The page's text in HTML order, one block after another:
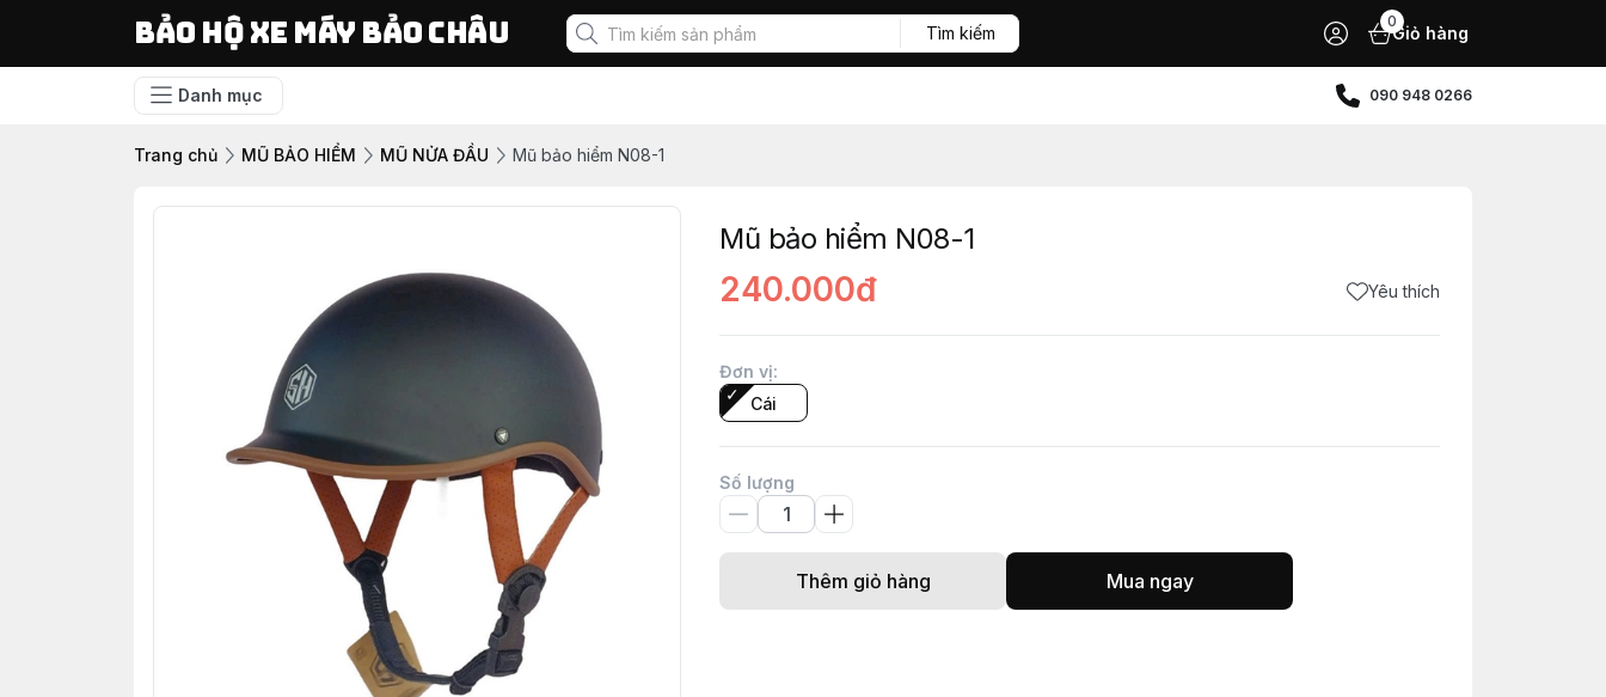
Bảo Hộ Xe Máy Bảo Châu Tìm kiếm
0
Giỏ hàng
Danh mục 090 948 0266
Trang chủ MŨ BẢO HIỂM MŨ NỬA ĐẦU Mũ bảo hiểm N08-1
Mũ bảo hiểm N08-1
240.000đ Yêu thích
Đơn vị:
Cái
Số lượng
Thêm giỏ hàng Mua ngay